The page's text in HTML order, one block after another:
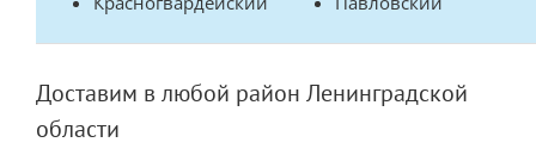
Доставим в любой район Ленинградской
области